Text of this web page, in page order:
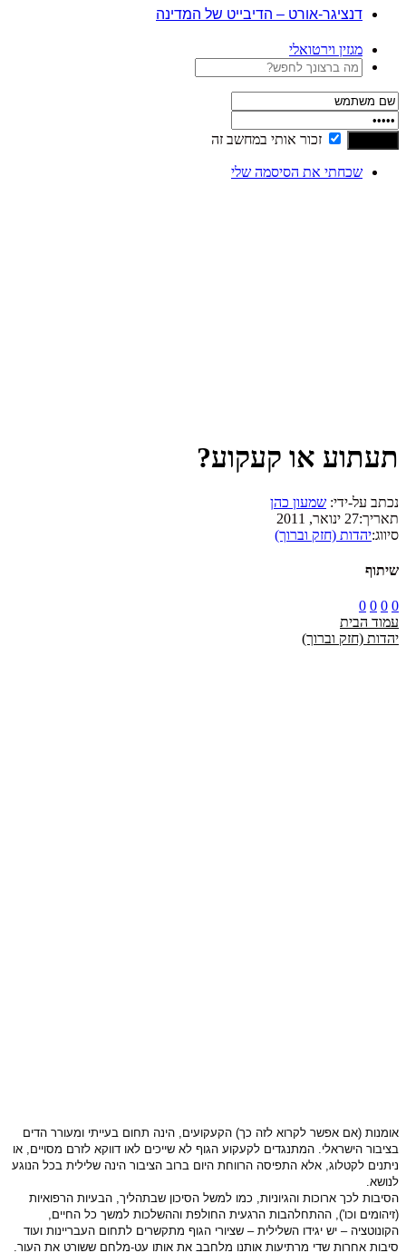
דנציגר-אורט – הדיבייט של המדינה
מגזין וירטואלי
זכור אותי במחשב זה
שכחתי את הסיסמה שלי
תעתוע או קעקוע?
נכתב על-ידי: שמעון כהן
תאריך:27 ינואר, 2011
סיווג:יהדות (חזק וברוך)
שיתוף
0
0
0
0
עמוד הבית
יהדות (חזק וברוך)
אומנות (אם אפשר לקרוא לזה כך) הקעקועים, הינה תחום בעייתי ומעורר הדים
בציבור הישראלי. המתנגדים לקעקוע הגוף לא שייכים לאו דווקא לזרם מסויים, או
ניתנים לקטלוג, אלא התפיסה הרווחת היום ברוב הציבור הינה שלילית בכל הנוגע
לנושא.
הסיבות לכך ארוכות והגיוניות, כמו למשל הסיכון שבתהליך, הבעיות הרפואיות
(זיהומים וכו'), ההתחלהבות הרגעית החולפת וההשלכות למשך כל החיים,
הקונוטציה – יש יגידו השלילית – שציורי הגוף מתקשרים לתחום העבריינות ועוד
סיבות אחרות שדי מרתיעות אותנו מלחבב את אותו עט-מלחם ששורט את העור.